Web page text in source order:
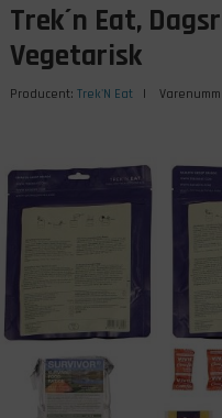
Trek´n Eat,
Vegetarisk
Producent: Trek'N Eat |